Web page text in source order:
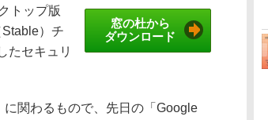
窓の杜から
ダウンロード
トップ版
Stable）チ
たセキュリ
関わるもので、先日の「Google